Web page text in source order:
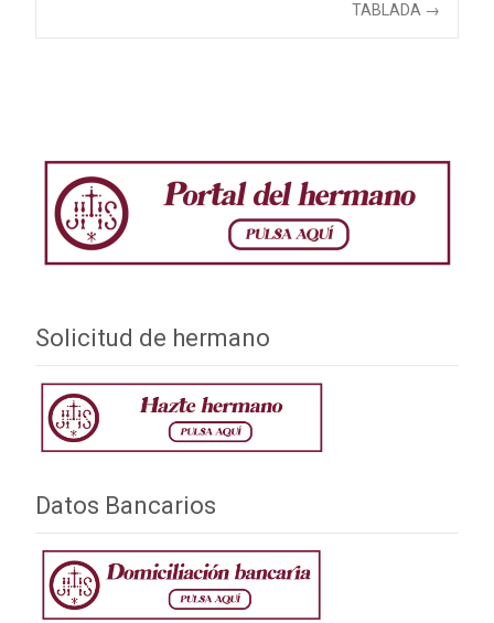
de
TABLADA →
Solicitud de hermano
Datos Bancarios